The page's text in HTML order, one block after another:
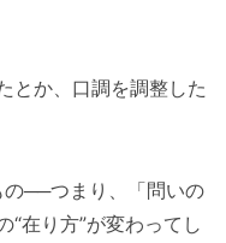
とか、口調を調整した
の──つまり、「問いの
“在り方”が変わってし